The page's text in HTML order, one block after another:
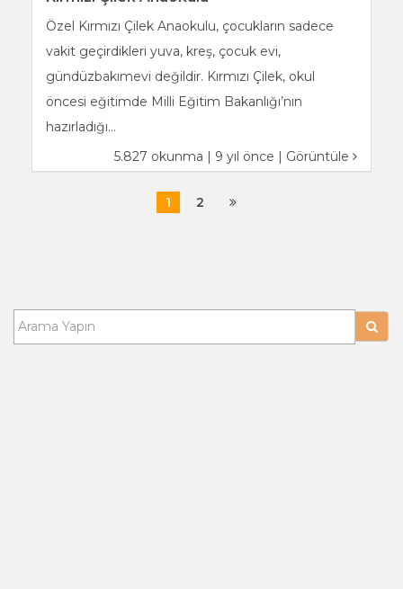
Özel Kırmızı Çilek Anaokulu, çocukların sadece
vakit geçirdikleri yuva, kreş, çocuk evi,
gündüzbakımevi değildir. Kırmızı Çilek, okul
öncesi eğitimde Milli Eğitim Bakanlığı’nın
hazırladığı...
5.827 okunma | 9 yıl önce | Görüntüle
1 2